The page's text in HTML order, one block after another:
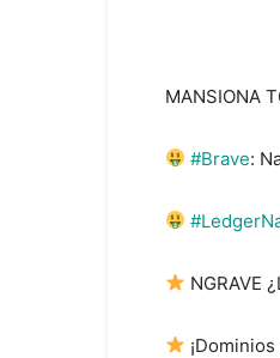
MANSIONA
#Brave:
NGRAVE